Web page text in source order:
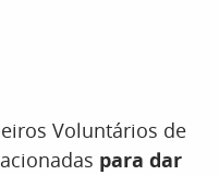
Voluntários de
para dar